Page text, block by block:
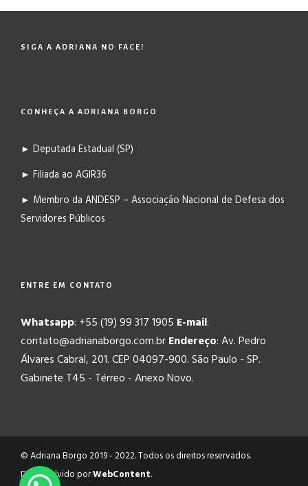
SIGA A ADRIANA NO FACE!
CONHEÇA A ADRIANA BORGO
► Deputada Estadual (SP)
► Filiada ao AGIR36
► Membro da ANDESP – Associação Nacional de Defesa dos
Servidores Públicos
ENTRE EM CONTATO
Whatsapp: +55 (19) 99 317 1905 E-mail:
contato@adrianaborgo.com.brEndereço: Av. Pedro
Álvares Cabral, 201. CEP 04097-900. São Paulo - SP.
Gabinete T45 - Térreo - Anexo Novo.
© Adriana Borgo 2019 - 2022. Todos os direitos reservados.
Desenvolvido porWebContent.